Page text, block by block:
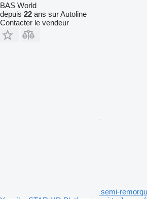
BAS World
depuis 22 ans sur Autoline
Contacter le vendeur
semi-